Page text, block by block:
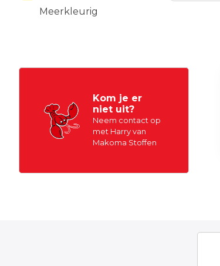
Meerkleurig
Kom je er
niet uit?
Neem contact op
met Harry van
Makoma Stoffen